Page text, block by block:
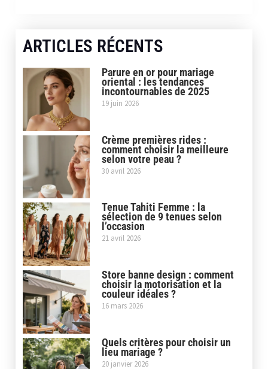
ARTICLES RÉCENTS
Parure en or pour mariage
oriental : les tendances
incontournables de 2025
19 juin 2026
Crème premières rides :
comment choisir la meilleure
selon votre peau ?
30 avril 2026
Tenue Tahiti Femme : la
sélection de 9 tenues selon
l’occasion
21 avril 2026
Store banne design : comment
choisir la motorisation et la
couleur idéales ?
16 mars 2026
Quels critères pour choisir un
lieu mariage ?
20 janvier 2026